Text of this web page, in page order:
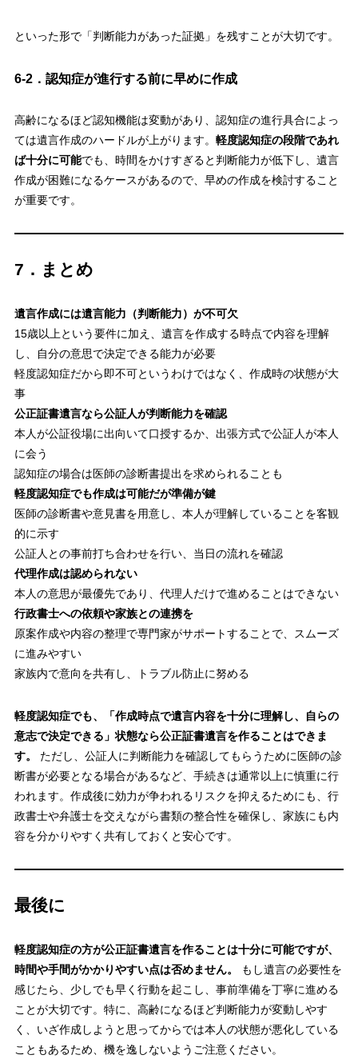
といった形で「判断能力があった証拠」を残すことが大切です。
6-2．認知症が進行する前に早めに作成
高齢になるほど認知機能は変動があり、認知症の進行具合によっ
ては遺言作成のハードルが上がります。 軽度認知症の段階であれ
ば十分に可能でも、時間をかけすぎると判断能力が低下し、遺言
作成が困難になるケースがあるので、早めの作成を検討すること
が重要です。
7．まとめ
遺言作成には遺言能力（判断能力）が不可欠
15歳以上という要件に加え、遺言を作成する時点で内容を理解
し、自分の意思で決定できる能力が必要
軽度認知症だから即不可というわけではなく、作成時の状態が大
事
公正証書遺言なら公証人が判断能力を確認
本人が公証役場に出向いて口授するか、出張方式で公証人が本人
に会う
認知症の場合は医師の診断書提出を求められることも
軽度認知症でも作成は可能だが準備が鍵
医師の診断書や意見書を用意し、本人が理解していることを客観
的に示す
公証人との事前打ち合わせを行い、当日の流れを確認
代理作成は認められない
本人の意思が最優先であり、代理人だけで進めることはできない
行政書士への依頼や家族との連携を
原案作成や内容の整理で専門家がサポートすることで、スムーズ
に進みやすい
家族内で意向を共有し、トラブル防止に努める
軽度認知症でも、「作成時点で遺言内容を十分に理解し、自らの
意志で決定できる」状態なら公正証書遺言を作ることはできま
す。
ただし、公証人に判断能力を確認してもらうために医師の診
断書が必要となる場合があるなど、手続きは通常以上に慎重に行
われます。作成後に効力が争われるリスクを抑えるためにも、行
政書士や弁護士を交えながら書類の整合性を確保し、家族にも内
容を分かりやすく共有しておくと安心です。
最後に
軽度認知症の方が公正証書遺言を作ることは十分に可能ですが、
時間や手間がかかりやすい点は否めません。
もし遺言の必要性を
感じたら、少しでも早く行動を起こし、事前準備を丁寧に進める
ことが大切です。特に、高齢になるほど判断能力が変動しやす
く、いざ作成しようと思ってからでは本人の状態が悪化している
こともあるため、機を逸しないようご注意ください。